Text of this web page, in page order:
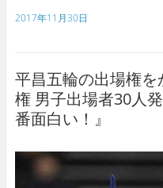
2017年11月30日
平昌五輪の出場権
権 男子出場者30人
番面白い！』